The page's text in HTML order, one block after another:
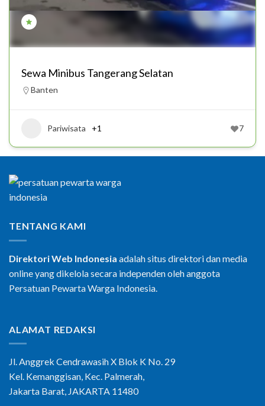
Sewa Minibus Tangerang Selatan
Banten
Pariwisata +1 7
TENTANG KAMI
Direktori Web Indonesia adalah situs direktori dan media
online yang dikelola secara independen oleh anggota
Persatuan Pewarta Warga Indonesia.
ALAMAT REDAKSI
Jl. Anggrek Cendrawasih X Blok K No. 29
Kel. Kemanggisan, Kec. Palmerah,
Jakarta Barat, JAKARTA 11480